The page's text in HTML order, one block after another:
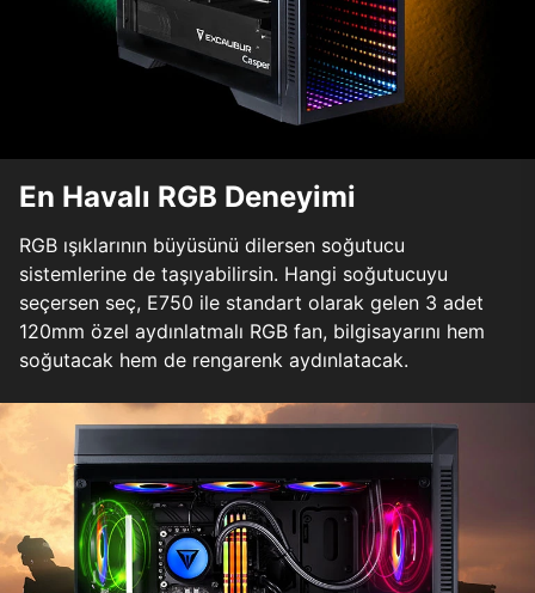
En Havalı RGB Deneyimi
RGB ışıklarının büyüsünü dilersen soğutucu
sistemlerine de taşıyabilirsin. Hangi soğutucuyu
seçersen seç, E750 ile standart olarak gelen 3 adet
120mm özel aydınlatmalı RGB fan, bilgisayarını hem
soğutacak hem de rengarenk aydınlatacak.